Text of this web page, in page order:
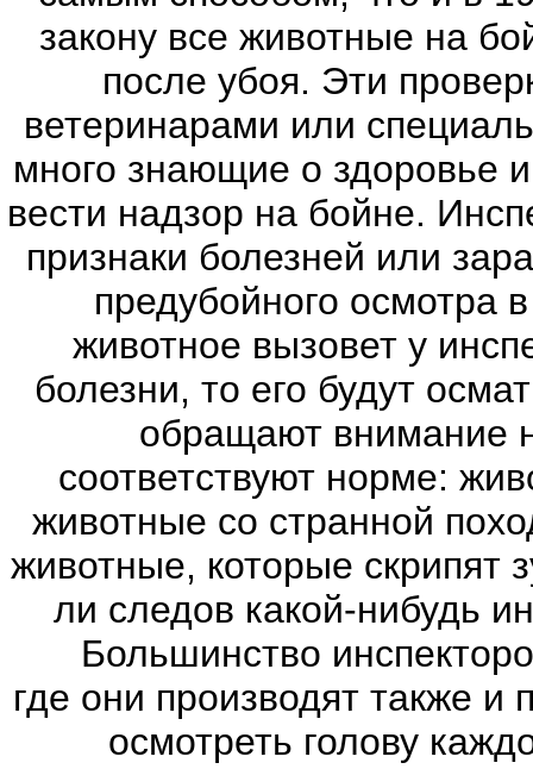
закону все животные на
после убоя. Эти
ветеринарами или
много знающие о здоровье
вести надзор на бойне.
признаки болезней или
предубойного осмотра
животное вызовет у
болезни, то его будут
обращают внимание
соответствуют норме:
животные со странной
животные, которые скрипят
ли следов какой-нибудь
Большинство
где они производят также
осмотреть голову